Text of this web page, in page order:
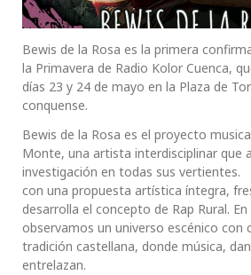
Bewis de la Rosa es la primera
la Primavera de Radio Kolor Cuenca,
días 23 y 24 de mayo en la Plaza de
conquense.
Bewis de la Rosa es el proyecto
Monte, una artista interdisciplinar que
investigación en todas sus vertientes.
con una propuesta artística íntegra,
desarrolla el concepto de Rap Rural.
observamos un universo escénico con
tradición castellana, donde música,
entrelazan.